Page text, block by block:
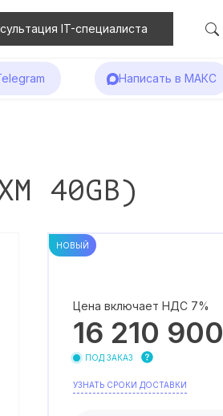
IT-специалиста
Написать в МАКС
40GB)
НОВЫЙ
Цена включает НДС 7%
16 210 900
ПОД ЗАКАЗ
УЗНАТЬ СРОКИ ДОСТАВКИ